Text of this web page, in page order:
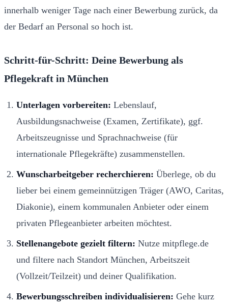
innerhalb weniger Tage nach einer Bewerbung zurück, da
der Bedarf an Personal so hoch ist.
Schritt-für-Schritt: Deine Bewerbung als
Pflegekraft in München
Unterlagen vorbereiten: Lebenslauf,
Ausbildungsnachweise (Examen, Zertifikate), ggf.
Arbeitszeugnisse und Sprachnachweise (für
internationale Pflegekräfte) zusammenstellen.
Wunscharbeitgeber recherchieren: Überlege, ob du
lieber bei einem gemeinnützigen Träger (AWO, Caritas,
Diakonie), einem kommunalen Anbieter oder einem
privaten Pflegeanbieter arbeiten möchtest.
Stellenangebote gezielt filtern: Nutze mitpflege.de
und filtere nach Standort München, Arbeitszeit
(Vollzeit/Teilzeit) und deiner Qualifikation.
Bewerbungsschreiben individualisieren: Gehe kurz